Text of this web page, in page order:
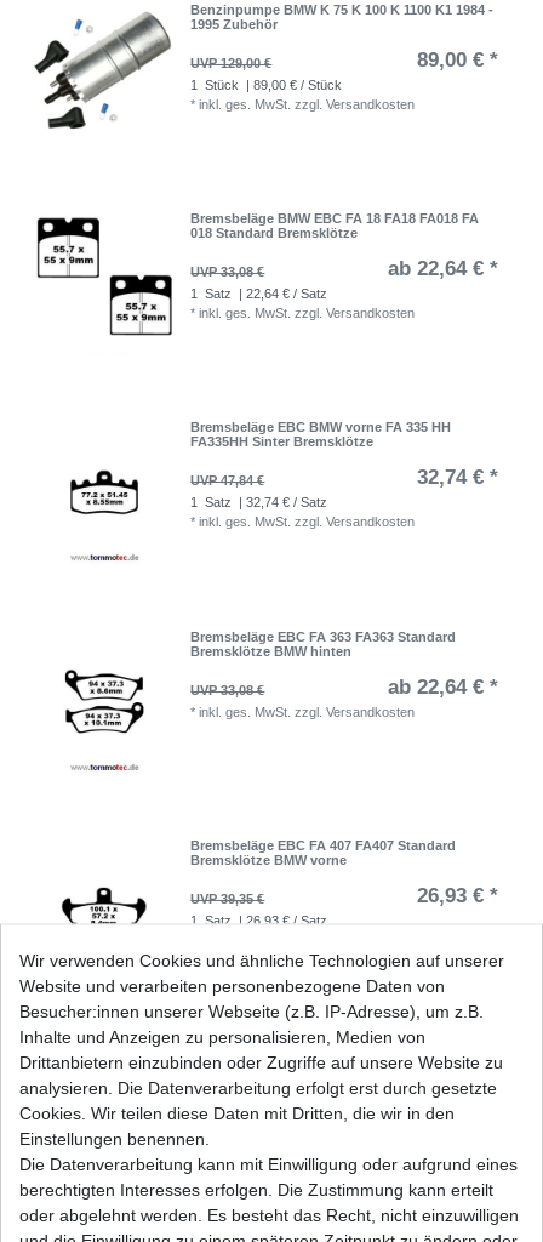
Benzinpumpe BMW K 75 K 100 K 1100 K1 1984 -
1995 Zubehör
UVP 129,00 € 89,00 € *
1 Stück
| 89,00 € / Stück
*inkl. ges. MwSt. zzgl.Versandkosten
Bremsbeläge BMW EBC FA 18 FA18 FA018 FA
018 Standard Bremsklötze
UVP 33,08 € ab 22,64 € *
1 Satz
| 22,64 € / Satz
*inkl. ges. MwSt. zzgl.Versandkosten
Bremsbeläge EBC BMW vorne FA 335 HH
FA335HH Sinter Bremsklötze
UVP 47,84 € 32,74 € *
1 Satz
| 32,74 € / Satz
*inkl. ges. MwSt. zzgl.Versandkosten
Bremsbeläge EBC FA 363 FA363 Standard
Bremsklötze BMW hinten
UVP 33,08 € ab 22,64 € *
*inkl. ges. MwSt. zzgl.Versandkosten
Bremsbeläge EBC FA 407 FA407 Standard
Bremsklötze BMW vorne
UVP 39,35 € 26,93 € *
1 Satz
| 26,93 € / Satz
Bremsbeläge EBC FA 407 HH FA407HH Sinter
Bremsklötze BMW vorne
UVP 47,84 € 32,74 € *
*inkl. ges. MwSt.
Wir verwenden Cookies und ähnliche Technologien auf unserer
Website und verarbeiten personenbezogene Daten von
Besucher:innen unserer Webseite (z.B. IP-Adresse), um z.B.
Inhalte und Anzeigen zu personalisieren, Medien von
Drittanbietern einzubinden oder Zugriffe auf unsere Website zu
analysieren. Die Datenverarbeitung erfolgt erst durch gesetzte
Cookies. Wir teilen diese Daten mit Dritten, die wir in den
Einstellungen benennen.
Die Datenverarbeitung kann mit Einwilligung oder aufgrund eines
berechtigten Interesses erfolgen. Die Zustimmung kann erteilt
oder abgelehnt werden. Es besteht das Recht, nicht einzuwilligen